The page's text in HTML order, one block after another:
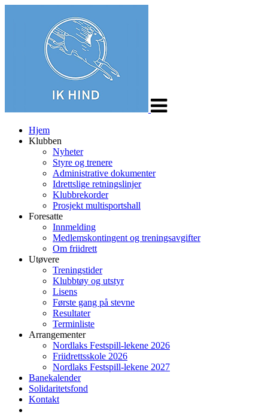
Hjem
Klubben
Nyheter
Styre og trenere
Administrative dokumenter
Idrettslige retningslinjer
Klubbrekorder
Prosjekt multisportshall
Foresatte
Innmelding
Medlemskontingent og treningsavgifter
Om friidrett
Utøvere
Treningstider
Klubbtøy og utstyr
Lisens
Første gang på stevne
Resultater
Terminliste
Arrangementer
Nordlaks Festspill-lekene 2026
Friidrettsskole 2026
Nordlaks Festspill-lekene 2027
Banekalender
Solidaritetsfond
Kontakt